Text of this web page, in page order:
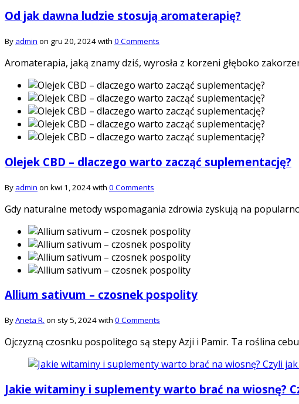
Od jak dawna ludzie stosują aromaterapię?
By admin on gru 20, 2024 with 0 Comments
Aromaterapia, jaką znamy dziś, wyrosła z korzeni głęboko
Olejek CBD – dlaczego warto zacząć suplementację?
By admin on kwi 1, 2024 with 0 Comments
Gdy naturalne metody wspomagania zdrowia zyskują na
Allium sativum – czosnek pospolity
ByAneta R. on sty 5, 2024 with 0 Comments
Ojczyzną czosnku pospolitego są stepy Azji i Pamir. Ta roślina
Jakie witaminy i suplementy warto brać na wiosnę?